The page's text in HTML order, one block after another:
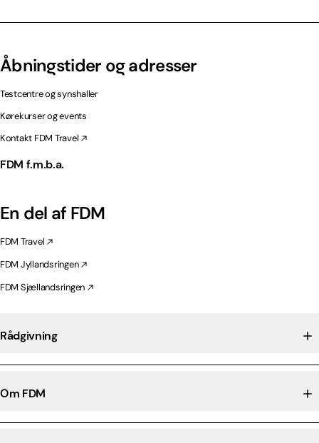
Åbningstider og adresser
Testcentre og synshaller
Kørekurser og events
Kontakt FDM Travel
FDM f.m.b.a.
En del af FDM
FDM Travel
FDM Jyllandsringen
FDM Sjællandsringen
Rådgivning
Om FDM